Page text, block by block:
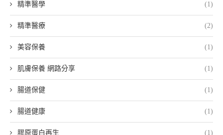
精準醫學 (1)
精準醫療 (2)
美容保養 (1)
肌膚保養 網路分享 (1)
腸道保健 (1)
腸道健康 (1)
膠原蛋白再生 (1)